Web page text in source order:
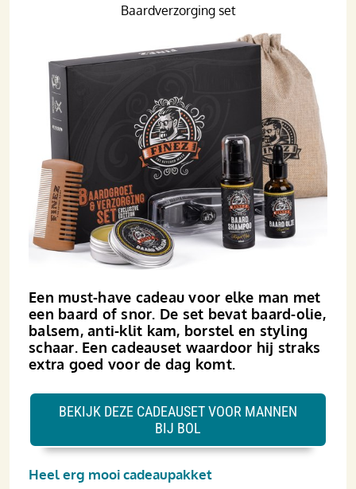
Een must-have cadeau voor elke man met
een baard of snor. De set bevat baard-olie,
balsem, anti-klit kam, borstel en styling
schaar. Een cadeau­­set waardoor hij straks
extra goed voor de dag komt.
Baardverzorging set
Heel erg mooi cadeaupakket
BEKIJK DEZE CADEAUSET VOOR MANNEN
BIJ BOL